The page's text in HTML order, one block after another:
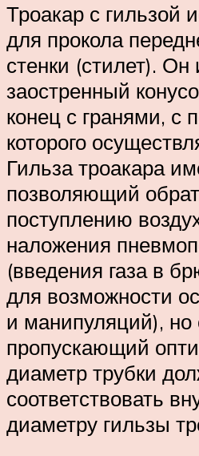
Троакар с гильзой
для прокола
стенки (стилет). Он
заостренный
конец с гранями, с
которого
Гильза троакара
позволяющий
поступлению
наложения
(введения газа в
для возможности
и манипуляций), но
пропускающий
диаметр трубки
соответствовать
диаметру гильзы